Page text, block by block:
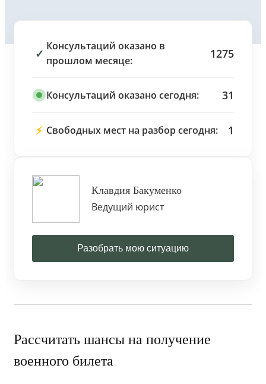
✓
Консультаций оказано в
прошлом месяце:
1275
Консультаций оказано сегодня: 31
⚡ Свободных мест на разбор сегодня: 1
Клавдия Бакуменко
Ведущий юрист
Разобрать мою ситуацию
Рассчитать шансы на получение
военного билета